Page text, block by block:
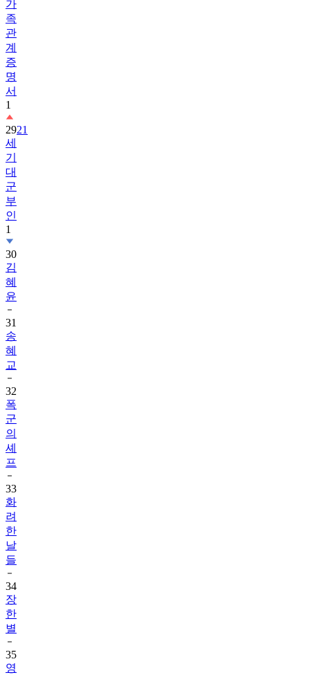
가
족
관
계
증
명
서
1
2921
세
기
대
군
부
인
1
30
김
혜
윤
31
송
혜
교
32
폭
군
의
셰
프
33
화
려
한
날
들
34
장
한
별
35
영